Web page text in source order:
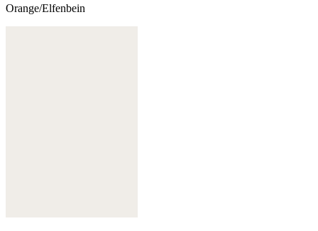
Orange/Elfenbein